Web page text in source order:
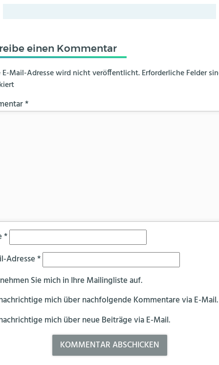
einen Kommentar
E-Mail-Adresse wird nicht veröffentlicht. Erforderliche Felder
*
*
Adresse*
Sie mich in Ihre Mailingliste auf.
mich über nachfolgende Kommentare via E-Mail.
mich über neue Beiträge via E-Mail.